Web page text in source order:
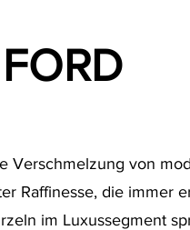
Verschmelzung von
Raffinesse, die immer
im Luxussegment